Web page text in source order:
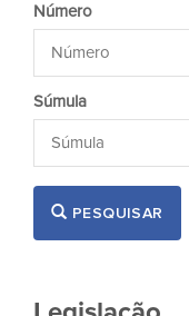
Número
Súmula
PESQUISAR